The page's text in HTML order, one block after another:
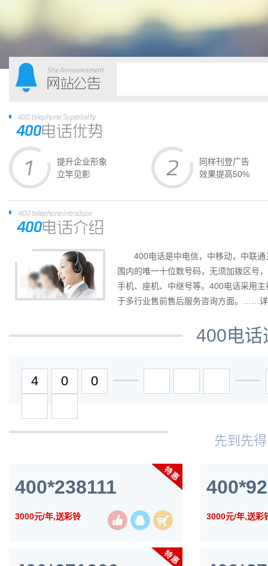
提升企业形象
立竿见影
同样刊登广告
效果提高50%
400电话是中电信，中移动，中联
围内的唯一十位数号码，无须加拨区号
手机、座机、中继号等。400电话采用
于多行业售前售后服务咨询方面。……
400电话
━━━ ━━━
先到先
400*238111
3000元/年,送彩铃 3000元/年,送彩